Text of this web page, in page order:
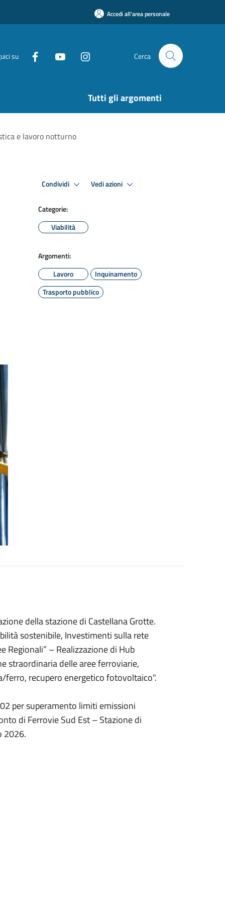
Accedi all'area personale
su Cerca
Tutti gli argomenti
e lavoro notturno
Condividi Vedi azioni
Categorie:
Viabilità
Argomenti:
Lavoro
Inquinamento
Trasporto pubblico
della stazione di Castellana Grotte.
sostenibile, Investimenti sulla rete
Regionali” – Realizzazione di Hub
straordinaria delle aree ferroviarie,
ferro, recupero energetico fotovoltaico".
per superamento limiti emissioni
di Ferrovie Sud Est – Stazione di
2026.